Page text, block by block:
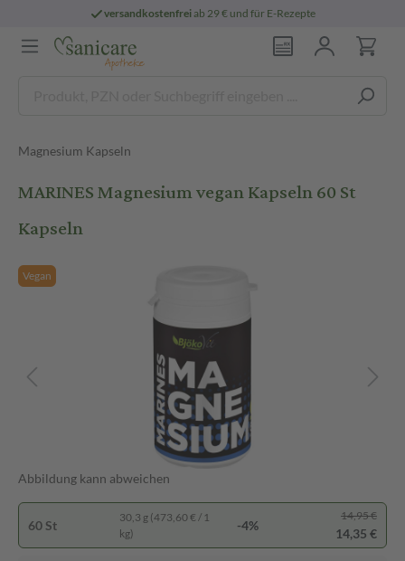
versandkostenfreiab 29 € und für E-Rezepte
Magnesium Kapseln
MARINES Magnesium vegan Kapseln 60 St
Kapseln
Vegan
Abbildung kann abweichen
60 St
30,3 g (473,60 € / 1
kg)
-4%
14,95 €
14,35 €